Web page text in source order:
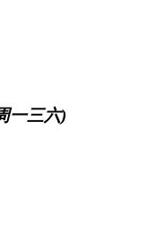
一三六)